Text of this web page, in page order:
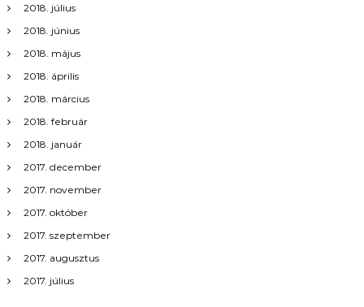
2018. július
2018. június
2018. május
2018. április
2018. március
2018. február
2018. január
2017. december
2017. november
2017. október
2017. szeptember
2017. augusztus
2017. július